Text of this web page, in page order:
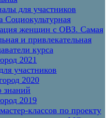
для участников
Социокультурная
женщин с ОВЗ. Самая
и привлекательная
курса
2021
участников
2020
знаний
2019
классов по проекту